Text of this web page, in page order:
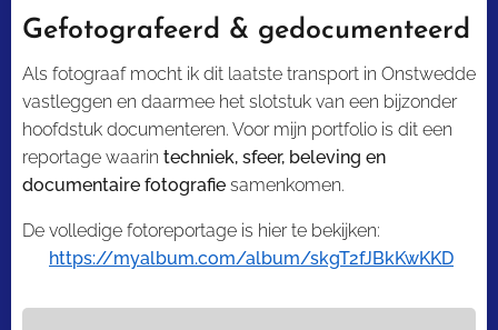
Gefotografeerd & gedocumenteerd
Als fotograaf mocht ik dit laatste transport in Onstwedde
vastleggen en daarmee het slotstuk van een bijzonder
hoofdstuk documenteren. Voor mijn portfolio is dit een
reportage waarin techniek, sfeer, beleving en
documentaire fotografie samenkomen.
De volledige fotoreportage is hier te bekijken:
https://myalbum.com/album/skgT2fJBkKwKKD